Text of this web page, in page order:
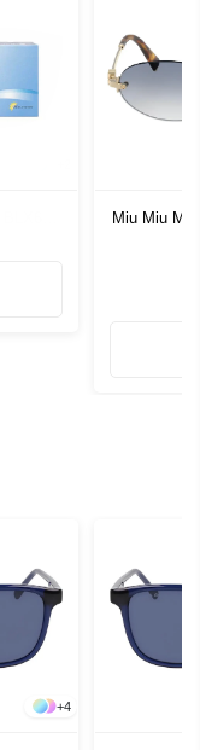
Miu Miu
+4